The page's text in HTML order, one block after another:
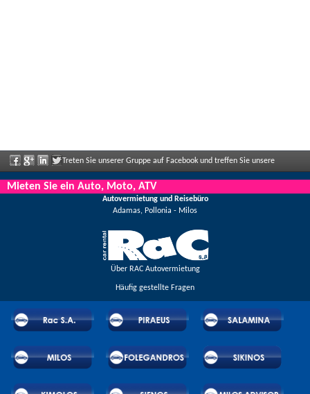
Treten Sie unserer Gruppe auf Facebook und treffen Sie unsere
Mitarbeiter, sagen Sie uns Ihre Meinung und genießen Sie große Rabatte und
Angebote, die regelmäßig bekannt gegeben werden.
Mieten Sie ein Auto, Moto, ATV
Autovermietung und Reisebüro
Adamas, Pollonia - Milos
Über RAC Autovermietung
Häufig gestellte Fragen